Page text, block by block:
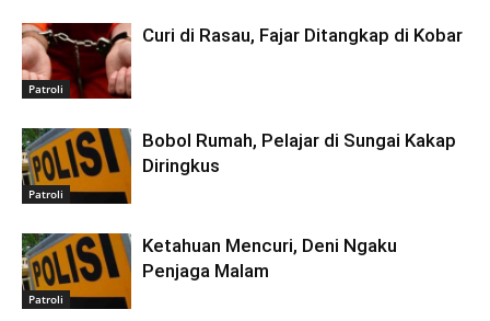
Patroli
Curi di Rasau, Fajar Ditangkap di Kobar
Patroli
Bobol Rumah, Pelajar di Sungai Kakap
Diringkus
Patroli
Ketahuan Mencuri, Deni Ngaku
Penjaga Malam